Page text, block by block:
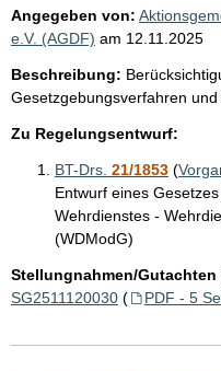
Angegeben von:
e.V. (AGDF) am 12.11.2025
Beschreibung:
Gesetzgebungsverfahren
Zu Regelungsentwurf:
BT-Drs. 21/1853 (
Entwurf eines
Wehrdienstes -
(WDModG)
Stellungnahmen/Gutachten
SG2511120030 ( PDF - 5